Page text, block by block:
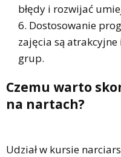
błędy i rozwijać
Dostosowanie
zajęcia są
grup.
Czemu warto
na nartach?
Udział w kursie